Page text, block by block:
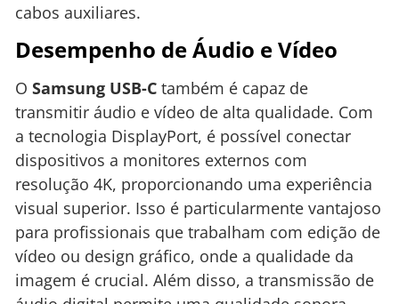
cabos auxiliares.
Desempenho de Áudio e Vídeo
O Samsung USB-C também é capaz de
transmitir áudio e vídeo de alta qualidade. Com
a tecnologia DisplayPort, é possível conectar
dispositivos a monitores externos com
resolução 4K, proporcionando uma experiência
visual superior. Isso é particularmente vantajoso
para profissionais que trabalham com edição de
vídeo ou design gráfico, onde a qualidade da
imagem é crucial. Além disso, a transmissão de